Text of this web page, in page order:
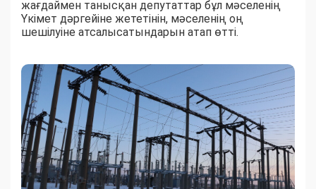
жағдаймен танысқан депутаттар бұл мәселенің
Үкімет дәргейіне жететінін, мәселенің оң
шешілуіне атсалысатындарын атап өтті.